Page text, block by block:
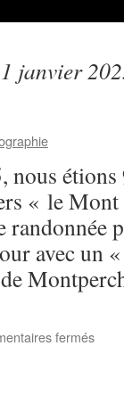
janvier
nous
« le
avec un
de
ferméssur